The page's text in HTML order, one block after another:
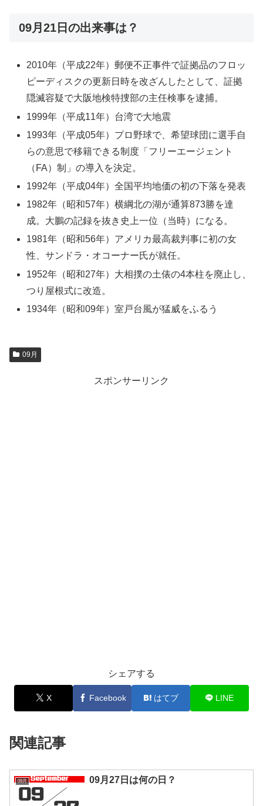
09月21日の出来事は？
2010年（平成22年）郵便不正事件で証拠品のフロッ
ピーディスクの更新日時を改ざんしたとして、証拠
隠滅容疑で大阪地検特捜部の主任検事を逮捕。
1999年（平成11年）台湾で大地震
1993年（平成05年）プロ野球で、希望球団に選手自
らの意思で移籍できる制度「フリーエージェント
（FA）制」の導入を決定。
1992年（平成04年）全国平均地価の初の下落を発表
1982年（昭和57年）横綱北の湖が通算873勝を達
成。大鵬の記録を抜き史上一位（当時）になる。
1981年（昭和56年）アメリカ最高裁判事に初の女
性、サンドラ・オコーナー氏が就任。
1952年（昭和27年）大相撲の土俵の4本柱を廃止し、
つり屋根式に改造。
1934年（昭和09年）室戸台風が猛威をふるう
09月
スポンサーリンク
シェアする
X Facebook はてブ LINE
関連記事
09月 09月27日は何の日？